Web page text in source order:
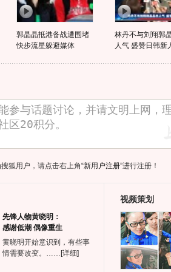
郭晶晶抵港备战遭围堵
快步流星躲避媒体
林丹不与刘翔郭
人气 盛赞日韩新
狐用户，请点击右上角“新用户注册”进行注册！
先锋人物黄晓明：
感谢低潮 偶像重生
黄晓明开始意识到，有些事
情需要改变。…… [详细]
视频策划